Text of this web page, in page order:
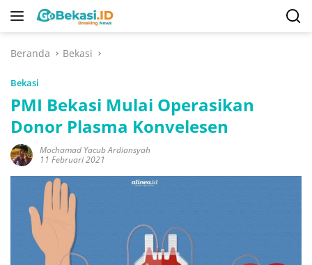
Langsung
Beranda
Bekasi
Bekasi
PMI Bekasi Mulai Operasikan
Donor Plasma Konvelesen
Mochamad Yacub Ardiansyah
11 Februari 2021